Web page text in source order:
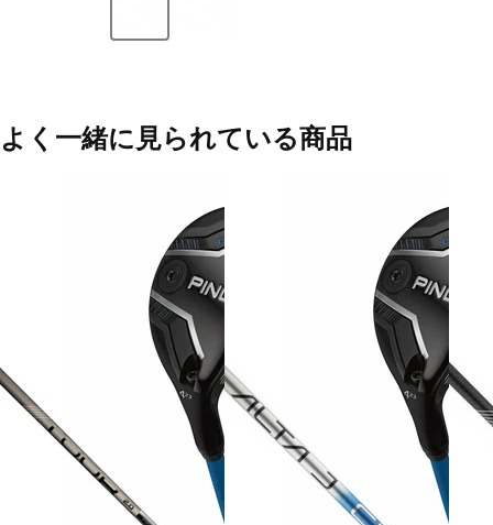
よく一緒に見られている商品